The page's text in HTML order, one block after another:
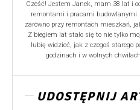
Cześć! Jestem Janek, mam 38 lat i
remontami i pracami budowlanymi.
zarówno przy remontach mieszkań,
Z biegiem lat stało się to nie tylko
lubię widzieć, jak z czegoś starego
godzinach i w wolnych
UDOSTĘPNIJ